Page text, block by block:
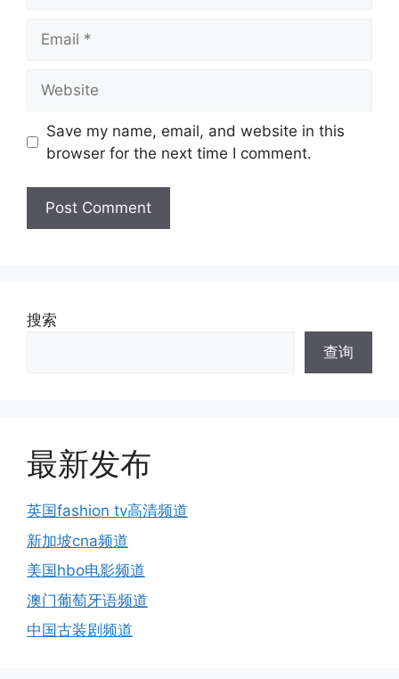
Save my name, email, and website in this
browser for the next time I comment.
搜索
查询
最新发布
英国fashion tv高清频道
新加坡cna频道
美国hbo电影频道
澳门葡萄牙语频道
中国古装剧频道